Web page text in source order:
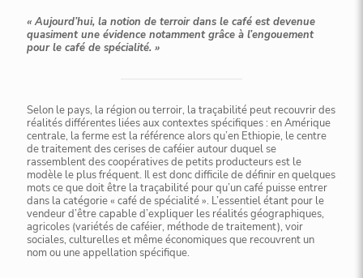
« Aujourd’hui, la notion de terroir dans le café est devenue
quasiment une évidence notamment grâce à l’engouement
pour le café de spécialité. »
Selon le pays, la région ou terroir, la traçabilité peut recouvrir des
réalités différentes liées aux contextes spécifiques : en Amérique
centrale, la ferme est la référence alors qu’en Ethiopie, le centre
de traitement des cerises de caféier autour duquel se
rassemblent des coopératives de petits producteurs est le
modèle le plus fréquent. Il est donc difficile de définir en quelques
mots ce que doit être la traçabilité pour qu’un café puisse entrer
dans la catégorie « café de spécialité ». L’essentiel étant pour le
vendeur d’être capable d’expliquer les réalités géographiques,
agricoles (variétés de caféier, méthode de traitement), voir
sociales, culturelles et même économiques que recouvrent un
nom ou une appellation spécifique.